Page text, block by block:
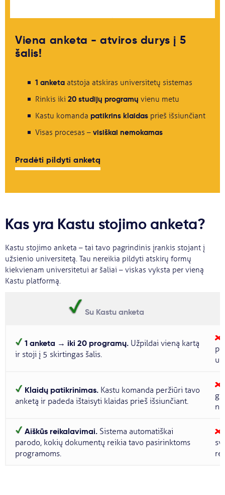
Paslaugos
Naujienos
Viena anketa - atviros durys į 5
šalis!
1 anketa atstoja atskiras universitetų sistemas
Rinkis iki 20 studijų programų vienu metu
Kastu komanda patikrins klaidas prieš išsiunčiant
Visas procesas – visiškai nemokamas
Pradėti pildyti anketą
Kas yra Kastu stojimo anketa?
Kastu stojimo anketa – tai tavo pagrindinis įrankis stojant į
užsienio universitetą. Tau nereikia pildyti atskirų formų
kiekvienam universitetui ar šaliai – viskas vyksta per vieną
Kastu platformą.
Su Kastu anketa
1 anketa → iki 20 programų. Užpildai vieną kartą
ir stoji į 5 skirtingas šalis.
Klaidų patikrinimas. Kastu komanda peržiūri tavo
anketą ir padeda ištaisyti klaidas prieš išsiunčiant.
Aiškūs reikalavimai. Sistema automatiškai
parodo, kokių dokumentų reikia tavo pasirinktoms
programoms.